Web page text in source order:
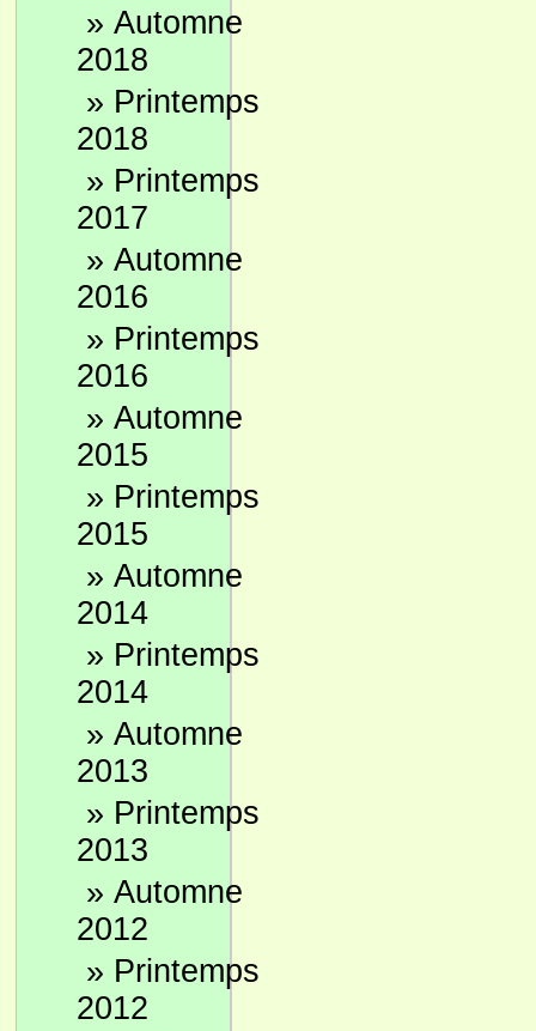
» Automne
2018
» Printemps
2018
» Printemps
2017
» Automne
2016
» Printemps
2016
» Automne
2015
» Printemps
2015
» Automne
2014
» Printemps
2014
» Automne
2013
» Printemps
2013
» Automne
2012
» Printemps
2012